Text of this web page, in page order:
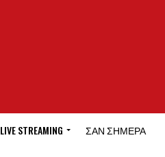
LIVE STREAMING ΣΑΝ ΣΉΜΕΡΑ